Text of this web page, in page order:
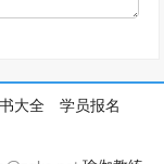
大全
学员报名